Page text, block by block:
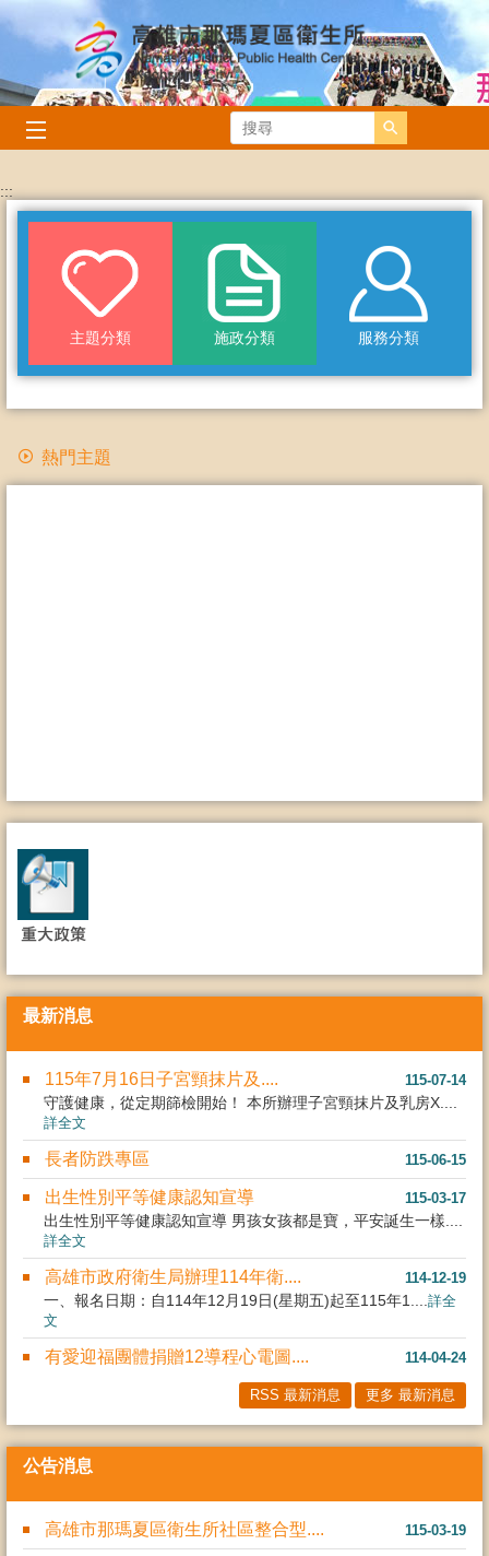
跳到主要內容區塊
搜尋
:::
主題分類 施政分類 服務分類
熱門主題
最新消息
115-07-14
115年7月16日子宮頸抹片及....
守護健康，從定期篩檢開始！ 本所辦理子宮頸抹片及乳房X....
詳全文
115-06-15
長者防跌專區
115-03-17
出生性別平等健康認知宣導
出生性別平等健康認知宣導 男孩女孩都是寶，平安誕生一樣....
詳全文
114-12-19
高雄市政府衛生局辦理114年衛....
一、報名日期：自114年12月19日(星期五)起至115年1....詳全
文
114-04-24
有愛迎福團體捐贈12導程心電圖....
RSS 最新消息 更多 最新消息
公告消息
115-03-19
高雄市那瑪夏區衛生所社區整合型....